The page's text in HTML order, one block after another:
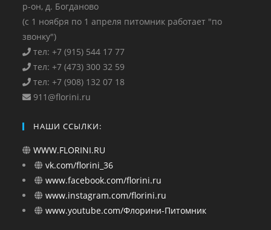
р-он, д. Богданово
(с 1 ноября по 1 апреля питомник работает "по
звонку")
тел: +7 (915) 544 17 77
тел: +7 (473) 300 32 59
тел: +7 (908) 132 07 18
911@florini.ru
НАШИ ССЫЛКИ:
WWW.FLORINI.RU
vk.com/florini_36
www.facebook.com/florini.ru
www.instagram.com/florini.ru
www.youtube.com/Флорини-Питомник